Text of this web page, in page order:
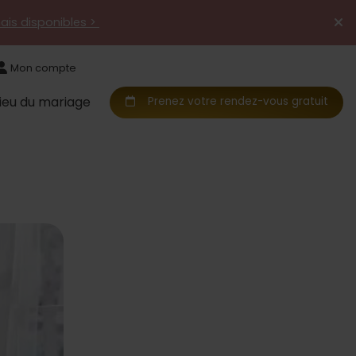
disponibles >
Mon compte
du mariage Prenez votre rendez-vous gratuit